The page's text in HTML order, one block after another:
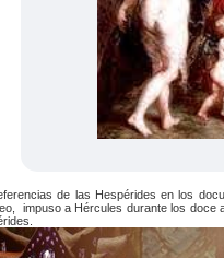
de las Hespérides en los
impuso a Hércules durante los doce